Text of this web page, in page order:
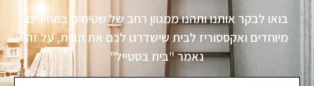
בואו לבקר אותנו ותהנו ממגוון רחב של שטיחים במחירים
מיוחדים ואקססוריז לבית שישדרגו לכם את הבית, על זה
נאמר "בית בסטייל"